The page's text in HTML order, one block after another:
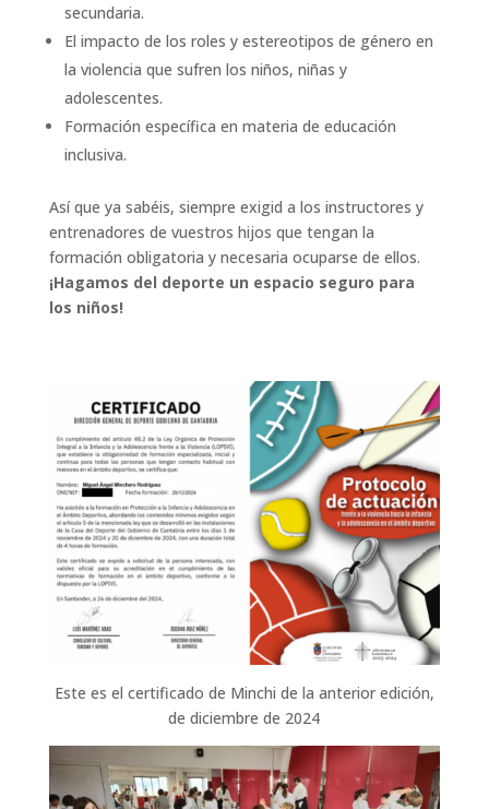
secundaria.
El impacto de los roles y estereotipos de género en
la violencia que sufren los niños, niñas y
adolescentes.
Formación específica en materia de educación
inclusiva.
Así que ya sabéis, siempre exigid a los instructores y
entrenadores de vuestros hijos que tengan la
formación obligatoria y necesaria ocuparse de ellos.
¡Hagamos del deporte un espacio seguro para
los niños!
Este es el certificado de Minchi de la anterior edición,
de diciembre de 2024